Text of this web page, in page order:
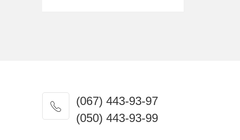
(067) 443-93-97
(050) 443-93-99